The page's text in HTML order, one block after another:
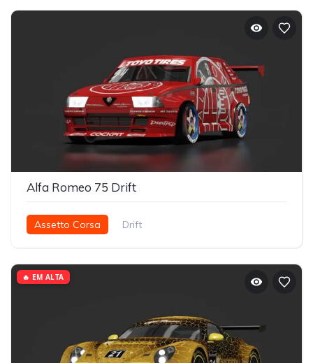
Alfa Romeo 75 Drift
Assetto Corsa Drift
🔥 EM ALTA